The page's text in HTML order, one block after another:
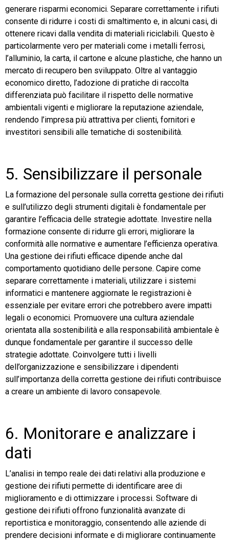
generare risparmi economici. Separare correttamente i rifiuti
consente di ridurre i costi di smaltimento e, in alcuni casi, di
ottenere ricavi dalla vendita di materiali riciclabili. Questo è
particolarmente vero per materiali come i metalli ferrosi,
l’alluminio, la carta, il cartone e alcune plastiche, che hanno un
mercato di recupero ben sviluppato. Oltre al vantaggio
economico diretto, l’adozione di pratiche di raccolta
differenziata può facilitare il rispetto delle normative
ambientali vigenti e migliorare la reputazione aziendale,
rendendo l’impresa più attrattiva per clienti, fornitori e
investitori sensibili alle tematiche di sostenibilità.
5. Sensibilizzare il personale
La formazione del personale sulla corretta gestione dei rifiuti
e sull’utilizzo degli strumenti digitali è fondamentale per
garantire l’efficacia delle strategie adottate. Investire nella
formazione consente di ridurre gli errori, migliorare la
conformità alle normative e aumentare l’efficienza operativa.
Una gestione dei rifiuti efficace dipende anche dal
comportamento quotidiano delle persone. Capire come
separare correttamente i materiali, utilizzare i sistemi
informatici e mantenere aggiornate le registrazioni è
essenziale per evitare errori che potrebbero avere impatti
legali o economici. Promuovere una cultura aziendale
orientata alla sostenibilità e alla responsabilità ambientale è
dunque fondamentale per garantire il successo delle
strategie adottate. Coinvolgere tutti i livelli
dell’organizzazione e sensibilizzare i dipendenti
sull’importanza della corretta gestione dei rifiuti contribuisce
a creare un ambiente di lavoro consapevole.
6. Monitorare e analizzare i
dati
L’analisi in tempo reale dei dati relativi alla produzione e
gestione dei rifiuti permette di identificare aree di
miglioramento e di ottimizzare i processi. Software di
gestione dei rifiuti offrono funzionalità avanzate di
reportistica e monitoraggio, consentendo alle aziende di
prendere decisioni informate e di migliorare continuamente